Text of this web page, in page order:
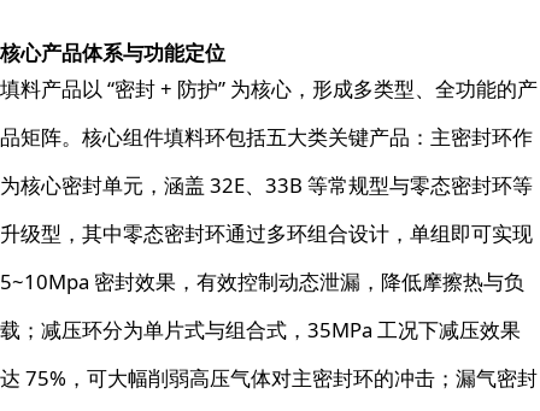
核心产品体系与功能定位
填料产品以 “密封 + 防护” 为核心，形成多类型、全功能的产
品矩阵。核心组件填料环包括五大类关键产品：主密封环作
为核心密封单元，涵盖 32E、33B 等常规型与零态密封环等
升级型，其中零态密封环通过多环组合设计，单组即可实现
5~10Mpa 密封效果，有效控制动态泄漏，降低摩擦热与负
载；减压环分为单片式与组合式，35MPa 工况下减压效果
达 75%，可大幅削弱高压气体对主密封环的冲击；漏气密封